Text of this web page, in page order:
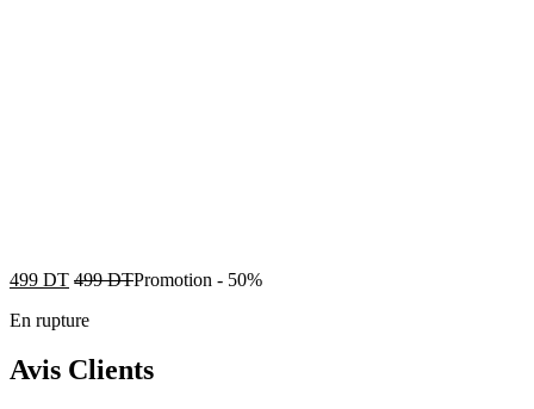
499 DT 499DTPromotion - 50%
En rupture
Avis Clients